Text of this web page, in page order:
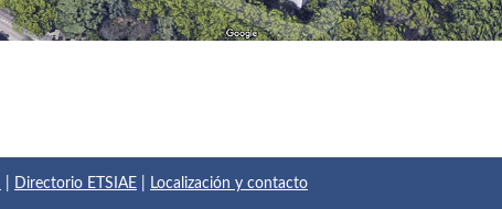
Directorio ETSIAE Localización y contacto